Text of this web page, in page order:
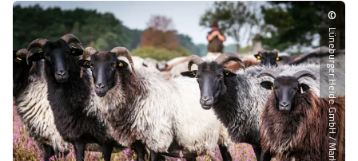
Was zeichnet den Weg aus?
Highlights
Wandern im Frühling
Wandern im Sommer
©
Lüneburger Heide GmbH / Markus Tiemann